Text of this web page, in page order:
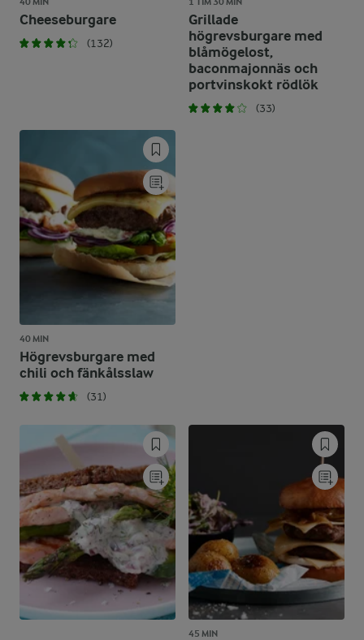
Cheeseburgare
(132)
Grillade
högrevsburgare med
blåmögelost,
baconmajonnäs och
portvinskokt rödlök
(33)
40 MIN
Högrevsburgare med
chili och fänkålsslaw
(31)
45 MIN